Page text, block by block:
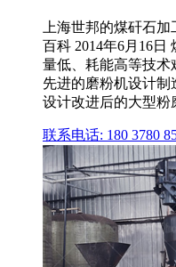
上海世邦的煤矸石
百科 2014年6月16
量低、耗能高等技术
先进的磨粉机设计
设计改进后的大型粉
联系电话: 180 3780